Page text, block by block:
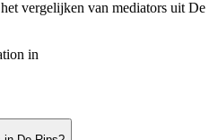
vergelijken van mediators uit De
in